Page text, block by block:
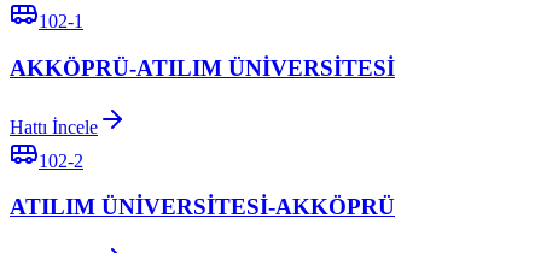
102-1
AKKÖPRÜ-ATILIM ÜNİVERSİTESİ
Hattı İncele
102-2
ATILIM ÜNİVERSİTESİ-AKKÖPRÜ